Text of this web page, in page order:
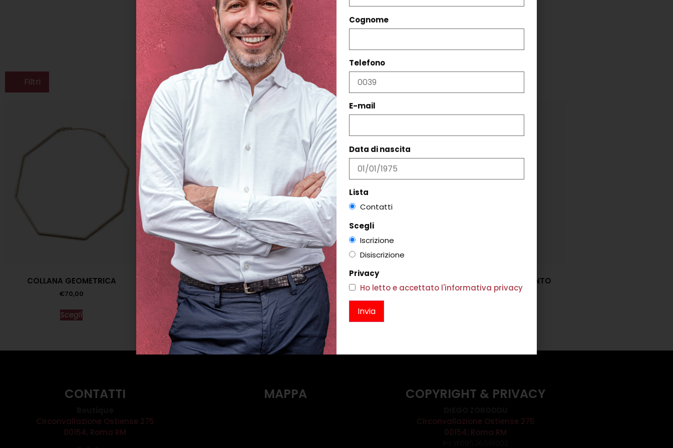
PRODOTTI CORRELATI
Filtri
COLLANA GEOMETRICA
€70,00
Scegli
COLLANA RETE CRISTALLO
€175,00
Scegli
COLLANA ELODIE BRONZO
Scegli
COLLANA PIERRE ARGENTO
84,00
CONTATTI
Circonvallazione Ostiense 275
00154, Roma RM
MAPPA COPYRIGHT & PRIVACY
Circonvallazione Ostiense 275
00154, Roma RM
Cognome
Telefono
E-mail
Data di nascita
Lista
Contatti
Scegli
Iscrizione
Disiscrizione
Privacy
Ho letto e accettato l'informativa privacy